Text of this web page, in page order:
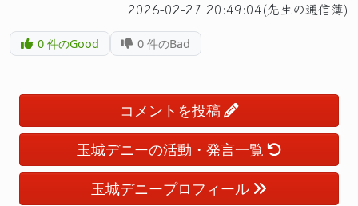
2026-02-27 20:49:04(先生の通信簿)
0件のGood 0 件のBad
コメントを投稿
玉城デニーの活動・発言一覧
玉城デニープロフィール